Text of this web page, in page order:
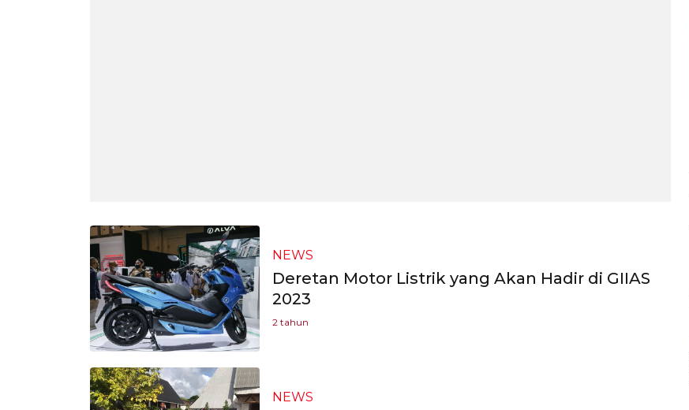
NEWS
Deretan Motor Listrik yang Akan Hadir di GIIAS
2023
2 tahun
NEWS